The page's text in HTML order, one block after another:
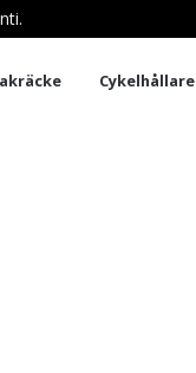
Cykelhållare